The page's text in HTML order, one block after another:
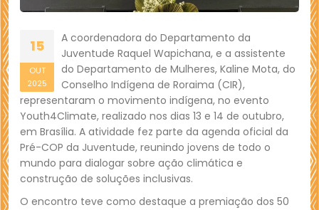
15
OUT
2025
A coordenadora do Departamento da
Juventude Raquel Wapichana, e a assistente
do Departamento de Mulheres, Kaline Mota, do
Conselho Indígena de Roraima (CIR),
representaram o movimento indígena, no evento
Youth4Climate, realizado nos dias 13 e 14 de outubro,
em Brasília. A atividade fez parte da agenda oficial da
Pré-COP da Juventude, reunindo jovens de todo o
mundo para dialogar sobre ação climática e
construção de soluções inclusivas.
O encontro teve como destaque a premiação dos 50